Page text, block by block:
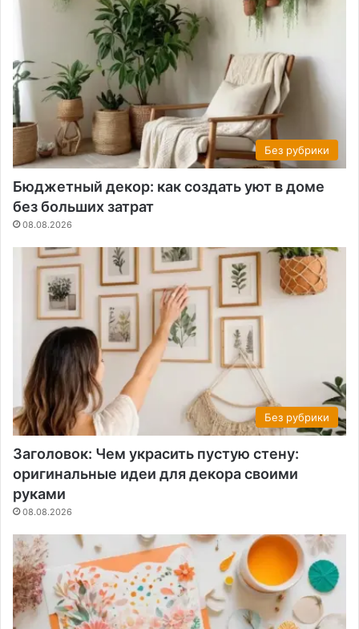
Без рубрики
Бюджетный декор: как создать уют в доме
без больших затрат
08.08.2026
Без рубрики
Заголовок: Чем украсить пустую стену:
оригинальные идеи для декора своими
руками
08.08.2026